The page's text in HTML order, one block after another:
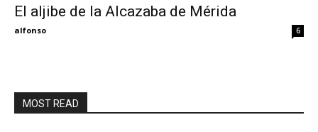
El aljibe de la Alcazaba de Mérida
alfonso 6
MOST READ